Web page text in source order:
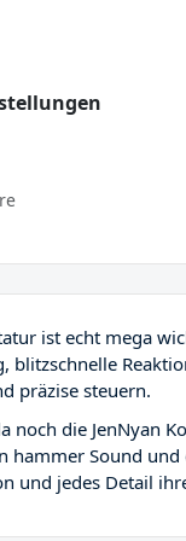
ist echt mega
blitzschnelle
präzise steuern.
noch die JenNyan
hammer Sound
und jedes Detail